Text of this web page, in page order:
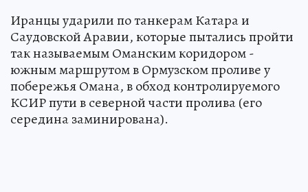
Иранцы ударили по танкерам Катара и
Саудовской Аравии, которые пытались пройти
так называемым Оманским коридором -
южным маршрутом в Ормузском проливе у
побережья Омана, в обход контролируемого
КСИР пути в северной части пролива (его
середина заминирована).